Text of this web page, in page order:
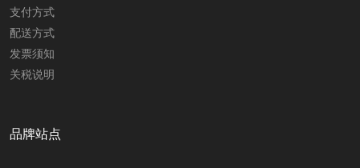
支付方式
配送方式
发票须知
关税说明
品牌站点